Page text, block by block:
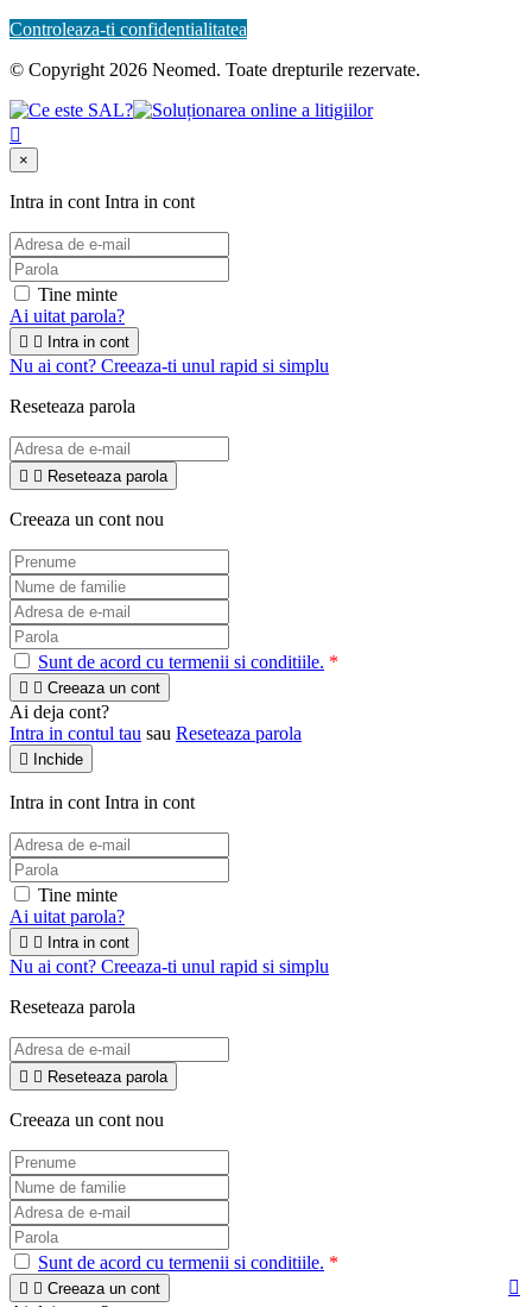
Controleaza-ti confidentialitatea
© Copyright 2026 Neomed. Toate drepturile rezervate.


×
Intra in cont Intra in cont
Tine minte
Ai uitat parola?
  Intra in cont
Nu ai cont? Creeaza-ti unul rapid si simplu
Reseteaza parola
  Reseteaza parola
Creeaza un cont nou
Sunt de acord cu termenii si conditiile. *
  Creeaza un cont
Ai deja cont?
Intra in contul tau sau Reseteaza parola
 Inchide
Intra in cont Intra in cont
Tine minte
Ai uitat parola?
  Intra in cont
Nu ai cont? Creeaza-ti unul rapid si simplu
Reseteaza parola
  Reseteaza parola
Creeaza un cont nou
Sunt de acord cu termenii si conditiile. *
  Creeaza un cont